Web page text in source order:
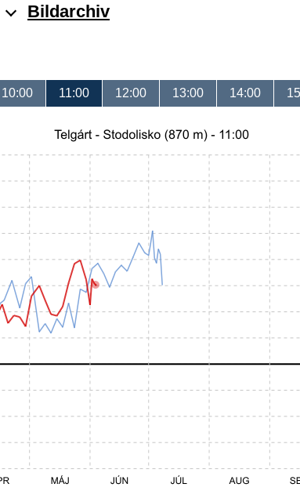
Bildarchiv
10:00 11:00 12:00 13:00 14:00